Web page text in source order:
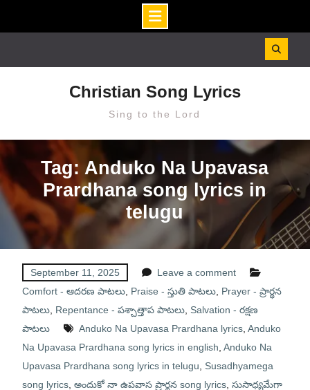
Christian Song Lyrics
Sing to the Lord
Tag: Anduko Na Upavasa
Prardhana song lyrics in
telugu
September 11, 2025
Leave a comment
Comfort - ఆదరణ పాటలు, Praise - స్తుతి పాటలు, Prayer - ప్రార్థన
పాటలు, Repentance - పశ్చాత్తాప పాటలు, Salvation - రక్షణ
పాటలు
Anduko Na Upavasa Prardhana lyrics, Anduko
Na Upavasa Prardhana song lyrics in english Anduko Na
Upavasa Prardhana song lyrics in telugu
Susadhyamega
song lyrics, అందుకో నా ఉపవాస ప్రార్థన song lyrics, సుసాధ్యమేగా